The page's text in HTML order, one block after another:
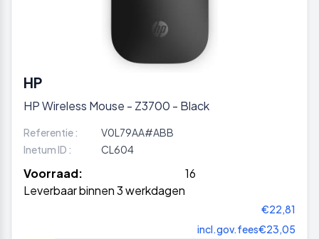
HP
HP Wireless Mouse - Z3700 - Black
Referentie :
V0L79AA#ABB
Inetum ID :
CL604
Voorraad:
16
Leverbaar binnen 3 werkdagen
€22,81
incl.gov.fees€23,05